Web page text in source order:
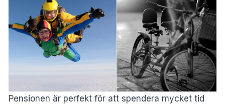
Pensionen är perfekt för att spendera mycket tid